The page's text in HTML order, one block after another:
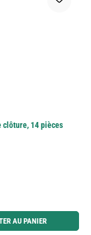
clôture, 14 pièces
pour augmenter ou
AU PANIER